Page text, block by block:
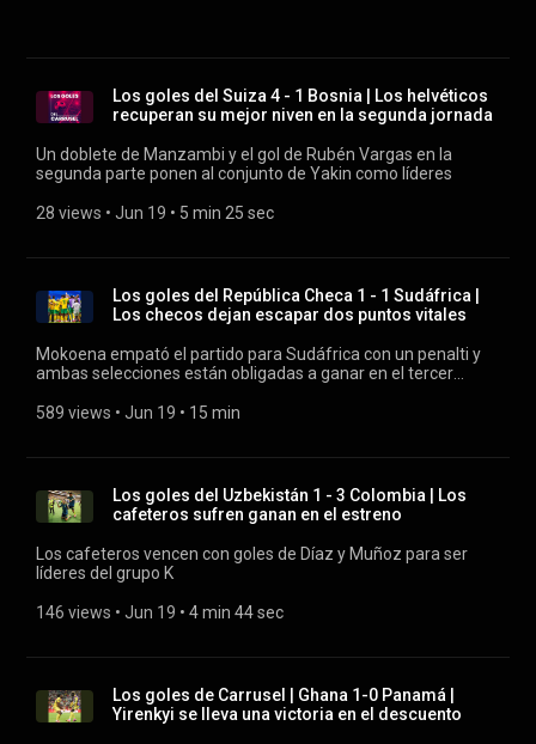
Los goles del Suiza 4 - 1 Bosnia | Los helvéticos
recuperan su mejor niven en la segunda jornada
Un doblete de Manzambi y el gol de Rubén Vargas en la
segunda parte ponen al conjunto de Yakin como líderes
28 views • Jun 19 • 5 min 25 sec
Los goles del República Checa 1 - 1 Sudáfrica |
Los checos dejan escapar dos puntos vitales
Mokoena empató el partido para Sudáfrica con un penalti y
ambas selecciones están obligadas a ganar en el tercer
589 views • Jun 19 • 15 min
Los goles del Uzbekistán 1 - 3 Colombia | Los
cafeteros sufren ganan en el estreno
Los cafeteros vencen con goles de Díaz y Muñoz para ser
líderes del grupo K
146 views • Jun 19 • 4 min 44 sec
Los goles de Carrusel | Ghana 1-0 Panamá |
Yirenkyi se lleva una victoria en el descuento